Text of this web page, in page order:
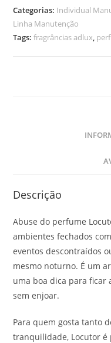
Categorias: Individual
Linha Manutenção
Tags:fragrâncias adlux,
Descrição
Abuse do perfume
ambientes fechados
eventos descontraídos
mesmo noturno. É um
uma boa dica para ficar
sem enjoar.
Para quem gosta tanto
tranquilidade, Locutor é